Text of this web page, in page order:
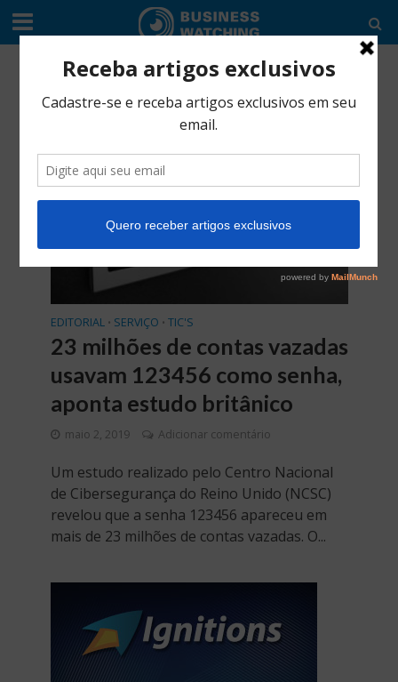
Tag - SI
EDITORIAL • SERVIÇO • TIC'S
23 milhões de contas vazadas
usavam 123456 como senha,
aponta estudo britânico
maio 2, 2019 Adicionar comentário
Um estudo realizado pelo Centro Nacional
de Cibersegurança do Reino Unido (NCSC)
revelou que a senha 123456 apareceu em
mais de 23 milhões de contas vazadas. O...